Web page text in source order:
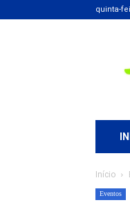
quinta-
Início
Eventos